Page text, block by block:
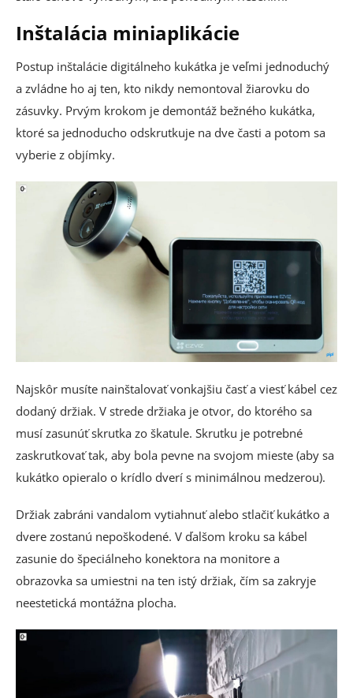
Inštalácia miniaplikácie
Postup inštalácie digitálneho kukátka je veľmi jednoduchý
a zvládne ho aj ten, kto nikdy nemontoval žiarovku do
zásuvky. Prvým krokom je demontáž bežného kukátka,
ktoré sa jednoducho odskrutkuje na dve časti a potom sa
vyberie z objímky.
Najskôr musíte nainštalovať vonkajšiu časť a viesť kábel cez
dodaný držiak. V strede držiaka je otvor, do ktorého sa
musí zasunúť skrutka zo škatule. Skrutku je potrebné
zaskrutkovať tak, aby bola pevne na svojom mieste (aby sa
kukátko opieralo o krídlo dverí s minimálnou medzerou).
Držiak zabráni vandalom vytiahnuť alebo stlačiť kukátko a
dvere zostanú nepoškodené. V ďalšom kroku sa kábel
zasunie do špeciálneho konektora na monitore a
obrazovka sa umiestni na ten istý držiak, čím sa zakryje
neestetická montážna plocha.